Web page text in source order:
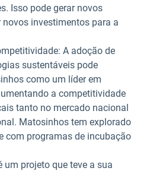
Isso pode gerar novos
novos investimentos para a
A adoção de
sustentáveis pode
como um líder em
a competitividade
tanto no mercado nacional
Matosinhos tem explorado
com programas de incubação
um projeto que teve a sua